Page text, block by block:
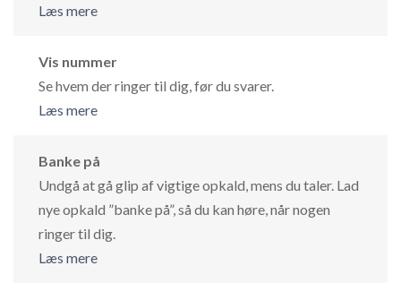
Læs mere
Vis nummer
Se hvem der ringer til dig, før du svarer.
Læs mere
Banke på
Undgå at gå glip af vigtige opkald, mens du taler. Lad
nye opkald ”banke på”, så du kan høre, når nogen
ringer til dig.
Læs mere